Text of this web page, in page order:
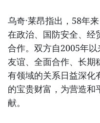
乌奇·莱昂指出，58年
在政治、国防安全、经
合作。双方自2005年
友谊、全面合作、长期
有领域的关系日益深化
的宝贵财富，为营造和
献。